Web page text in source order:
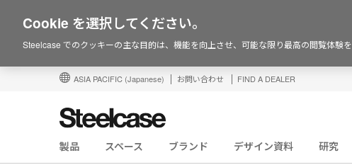
ASIA PACIFIC (Japanese) お問い合わせ FIND A DEALER
製品 スペース ブランド デザイン資料 研究
Cookie を選択してください。
Steelcase でのクッキーの主な目的は、機能を向上させ、可能な限り最高の閲覧体験を